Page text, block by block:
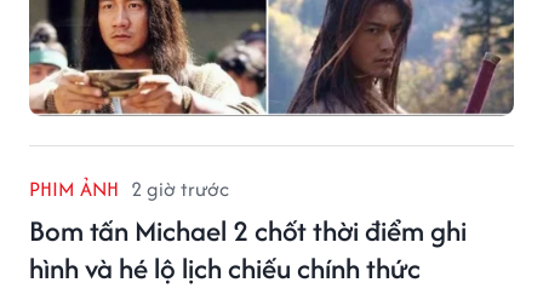
PHIM ẢNH 2 giờ trước
Bom tấn Michael 2 chốt thời điểm ghi
hình và hé lộ lịch chiếu chính thức